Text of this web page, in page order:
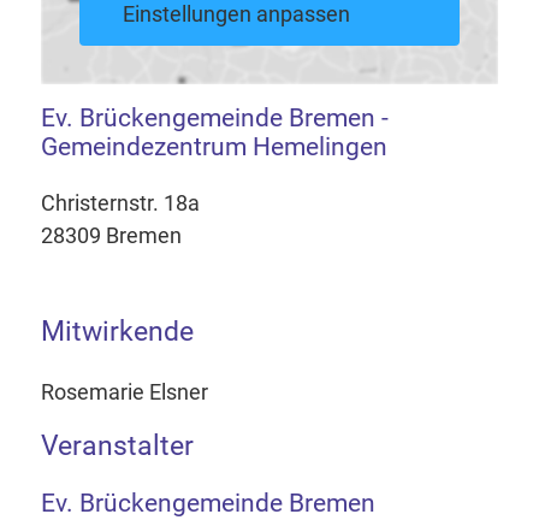
Einstellungen anpassen
Ev. Brückengemeinde Bremen -
Gemeindezentrum Hemelingen
Christernstr. 18a
28309 Bremen
Mitwirkende
Rosemarie Elsner
Veranstalter
Ev. Brückengemeinde Bremen